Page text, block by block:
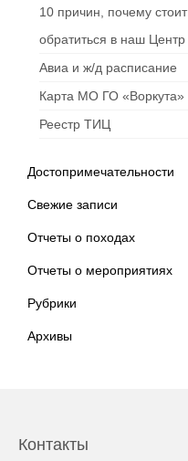
10 причин, почему стоит
обратиться в наш Центр
Авиа и ж/д расписание
Карта МО ГО «Воркута»
Реестр ТИЦ
Достопримечательности
Свежие записи
Отчеты о походах
Отчеты о мероприятиях
Рубрики
Архивы
Контакты